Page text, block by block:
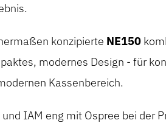
konzipierte NE150
modernes Design - für
Kassenbereich.
IAM eng mit Ospree bei der